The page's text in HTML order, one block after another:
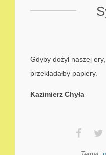
Gdyby dożył naszej ery,
przekładałby papiery.
Kazimierz Chyła